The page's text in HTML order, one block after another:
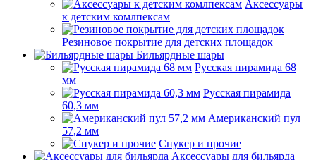
Аксессуары
к детским комлпексам
Резиновое покрытие для детских площадок
Бильярдные шары
Русская пирамида 68
мм
Русская пирамида
60,3 мм
Американский пул
57,2 мм
Снукер и прочие
Аксессуары для бильярда